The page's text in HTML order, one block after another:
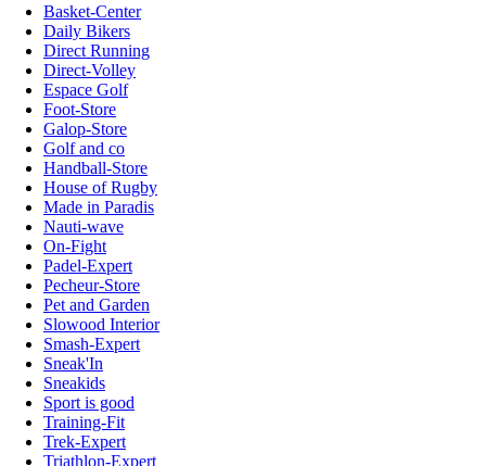
Basket-Center
Daily Bikers
Direct Running
Direct-Volley
Espace Golf
Foot-Store
Galop-Store
Golf and co
Handball-Store
House of Rugby
Made in Paradis
Nauti-wave
On-Fight
Padel-Expert
Pecheur-Store
Pet and Garden
Slowood Interior
Smash-Expert
Sneak'In
Sneakids
Sport is good
Training-Fit
Trek-Expert
Triathlon-Expert